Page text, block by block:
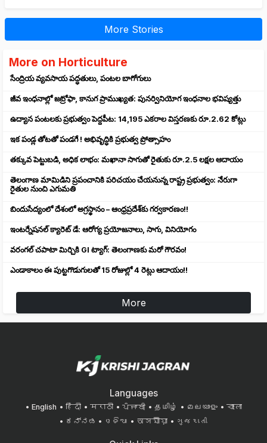
More Stories
More on Horticulture
సేంద్రియ వ్యవసాయ పద్ధతులు, పంటల బాగోగులు
జీవ ఇంధనాల్లో జట్రోఫా, కానుగ ప్రాముఖ్యత: పునర్వినియోగ ఇంధనాల భవిష్యత్తు
ఉద్యాన పంటలకు ప్రభుత్వం పెద్దపీట: 14,195 ఎకరాల విస్తరణకు రూ.2.62 కోట్లు
ఇక పండ్ల తోటతో పండగే ! అభివృద్ధికి ప్రభుత్వ ప్రోత్సాహం
తక్కువ పెట్టుబడి, అధిక లాభం: మఖానా సాగుతో రైతుకు రూ.2.5 లక్షల ఆదాయం
తెలంగాణ మామిడిని ప్రపంచానికి పరిచయం చేయనున్న రాష్ట్ర ప్రభుత్వం: నేరుగా
రైతుల నుంచి ఎగుమతి
బిందుసేద్యంలో దేశంలో అగ్రస్థానం – ఆంధ్రప్రదేశ్‌కు గర్వకారణం!!
ఇంటర్నేషనల్ క్యారెట్ డే: ఆరోగ్య ప్రయోజనాలు, సాగు, వినియోగం
వరంగల్ చపాటా మిర్చికి GI ట్యాగ్: తెలంగాణకు మరో గౌరవం!
ఎండాకాలం ఈ పుట్టగొడుగులతో 15 రోజుల్లో 4 రెట్లు ఆదాయం!!
More
Languages
English हिंदी मराठी ਪੰਜਾਬੀ தமிழ் മലയാളം
বাংলা
ಕನ್ನಡ
ଓଡିଆ অসমীয়া ગુજરાતી